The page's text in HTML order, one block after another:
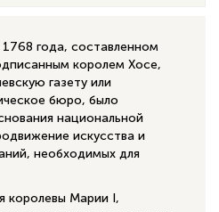
года, составленном
королем Хосе,
газету или
бюро, было
национальной
искусства и
необходимых для
королевы Марии I,